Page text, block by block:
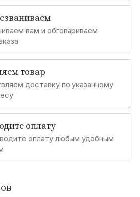
вам и обговариваем
товар
доставку по указанному
оплату
оплату любым удобным